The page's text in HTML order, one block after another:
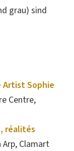
grau) sind
Artist Sophie
Centre,
réalités
Clamart